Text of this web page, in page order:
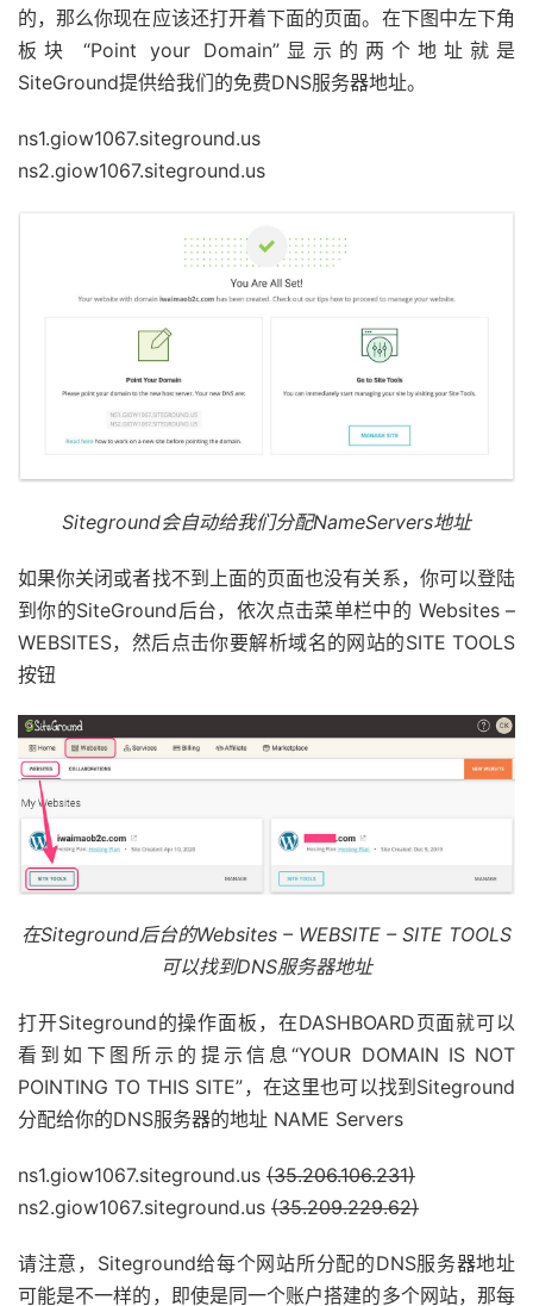
的，那么你现在应该还打开着下面的页面。在下图中左下角
板块 “Point your Domain”显示的两个地址就是
SiteGround提供给我们的免费DNS服务器地址。
ns1.giow1067.siteground.us
ns2.giow1067.siteground.us
Siteground会自动给我们分配NameServers地址
如果你关闭或者找不到上面的页面也没有关系，你可以登陆
到你的SiteGround后台，依次点击菜单栏中的 Websites –
WEBSITES，然后点击你要解析域名的网站的SITE TOOLS
按钮
在Siteground后台的Websites – WEBSITE – SITE TOOLS
可以找到DNS服务器地址
打开Siteground的操作面板，在DASHBOARD页面就可以
看到如下图所示的提示信息“YOUR DOMAIN IS NOT
POINTING TO THIS SITE”，在这里也可以找到Siteground
分配给你的DNS服务器的地址 NAME Servers
ns1.giow1067.siteground.us (35.206.106.231)
ns2.giow1067.siteground.us (35.209.229.62)
请注意，Siteground给每个网站所分配的DNS服务器地址
可能是不一样的，即使是同一个账户搭建的多个网站，那每